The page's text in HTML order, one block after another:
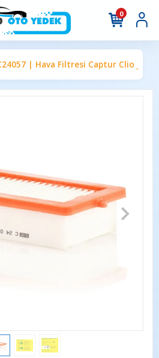
0
| Hava Filtresi Captur Clio Juke